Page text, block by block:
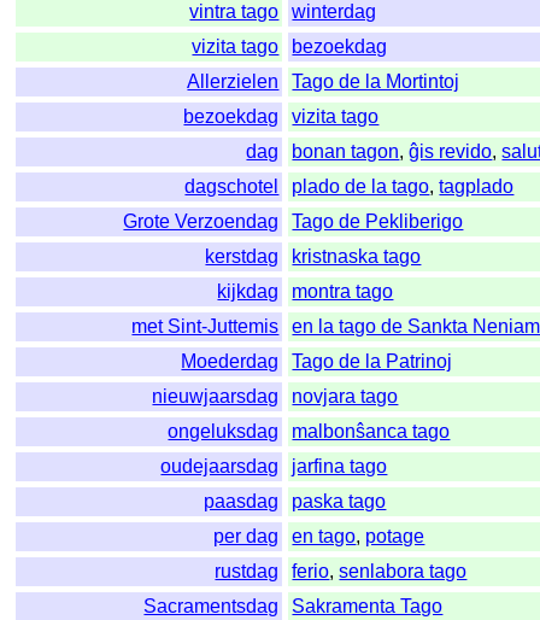
vintra tago
winterdag
vizita tago
bezoekdag
Allerzielen
Tago de la Mortintoj
bezoekdag
vizita tago
dag
bonan tagon,ĝis revido,
dagschotel
plado de la tago,tagplado
Grote Verzoendag
Tago de Pekliberigo
kerstdag
kristnaska tago
kijkdag
montra tago
met Sint-Juttemis
en la tago de Sankta
Moederdag
Tago de la Patrinoj
nieuwjaarsdag
novjara tago
ongeluksdag
malbonŝanca tago
oudejaarsdag
jarfina tago
paasdag
paska tago
per dag
en tago, potage
rustdag
ferio,senlabora tago
Sacramentsdag
Sakramenta Tago